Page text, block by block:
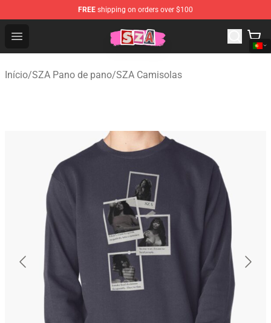
FREE shipping on orders over $100
Open menu
SZA Shop - Official SZA Merchandise Store
Início/SZA Pano de pano/SZA Camisolas